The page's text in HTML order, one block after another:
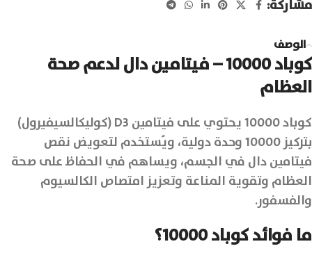
مشاركة:
الوصف
كوباد 10000 – فيتامين دال لدعم صحة
العظام
كوباد 10000 يحتوي على فيتامين D3 (كوليكالسيفيرول)
بتركيز 10000 وحدة دولية، ويُستخدم لتعويض نقص
فيتامين دال في الجسم، ويساهم في الحفاظ على صحة
العظام وتقوية المناعة وتعزيز امتصاص الكالسيوم
والفسفور.
ما فوائد كوباد 10000؟